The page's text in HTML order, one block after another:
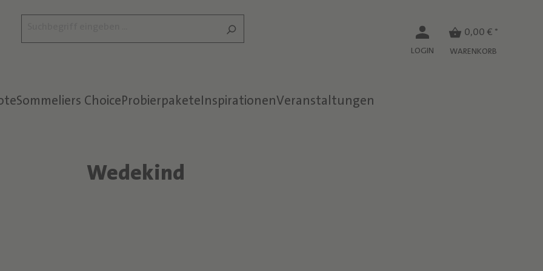
LOGIN
0,00 € *
WARENKORB
Sommeliers ChoiceProbierpaketeInspirationenVeranstaltungen
Wedekind